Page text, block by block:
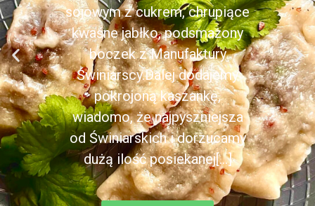
sojowym z cukrem, chrupiące
kwaśne jabłko, podsmażony
boczek z Manufaktury
Świniarscy.Dalej dodajemy
pokrojoną kaszankę,
wiadomo, że najpyszniejsza
od Świniarskich i dorzucamy
dużą ilość posiekanej[...]